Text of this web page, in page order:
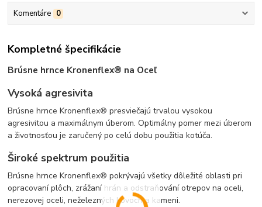
Komentáre 0
Kompletné špecifikácie
Brúsne hrnce Kronenflex® na Oceľ
Vysoká agresivita
Brúsne hrnce Kronenflex® presviečajú trvalou vysokou
agresivitou a maximálnym úberom. Optimálny pomer mezi úberom
a životnosťou je zaručený po celú dobu použitia kotúča.
Široké spektrum použitia
Brúsne hrnce Kronenflex® pokrývajú všetky dôležité oblasti pri
opracovaní plôch, zrážaní hrán a odstraňování otrepov na oceli,
nerezovej oceli, neželezných kovoch a kameni.